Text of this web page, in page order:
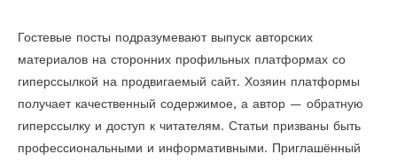
Гостевые посты подразумевают выпуск авторских
материалов на сторонних профильных платформах со
гиперссылкой на продвигаемый сайт. Хозяин платформы
получает качественный содержимое, а автор — обратную
гиперссылку и доступ к читателям. Статьи призваны быть
профессиональными и информативными. Приглашённый